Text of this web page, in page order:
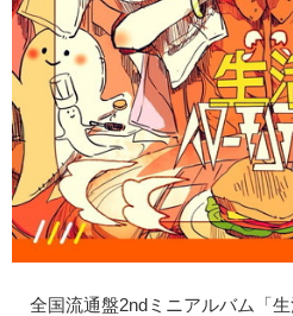
全国流通盤2ndミニアルバム「